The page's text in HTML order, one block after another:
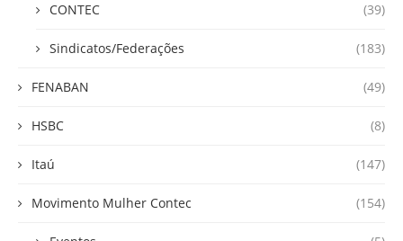
CONTEC (39)
Sindicatos/Federações (183)
FENABAN (49)
HSBC (8)
Itaú (147)
Movimento Mulher Contec (154)